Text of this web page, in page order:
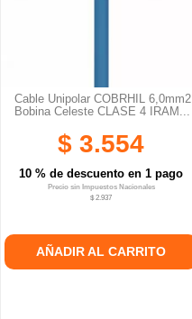
Cable Unipolar COBRHIL 6,0mm2
Bobina Celeste CLASE 4 IRAM...
$ 3.554
10 % de descuento en 1 pago
Precio sin Impuestos Nacionales
$ 2.937
AÑADIR AL CARRITO